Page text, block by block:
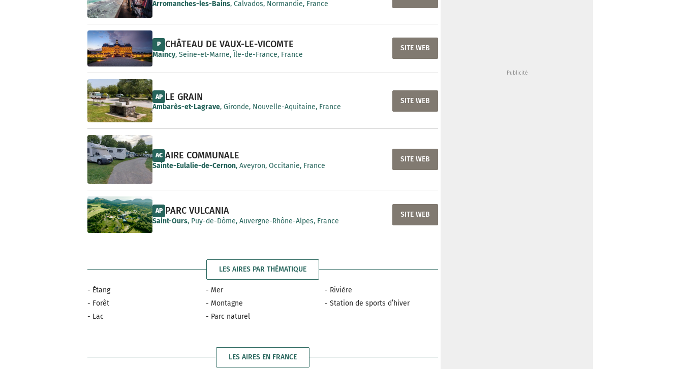
e
Arromanches-les-Bains, Calvados, Normandie, France
P CHÂTEAU DE VAUX-LE-VICOMTE
Maincy, Seine-et-Marne, Île-de-France, France
SITE WEB
AP LE GRAIN
Ambarès-et-Lagrave, Gironde, Nouvelle-Aquitaine, France
SITE WEB
AC AIRE COMMUNALE
Sainte-Eulalie-de-Cernon, Aveyron, Occitanie, France
SITE WEB
AP PARC VULCANIA
Saint-Ours, Puy-de-Dôme, Auvergne-Rhône-Alpes, France
SITE WEB
LES AIRES PAR THÉMATIQUE
- Étang
- Forêt
- Lac
- Mer
- Montagne
- Parc naturel
- Rivière
- Station de sports d’hiver
LES AIRES EN FRANCE